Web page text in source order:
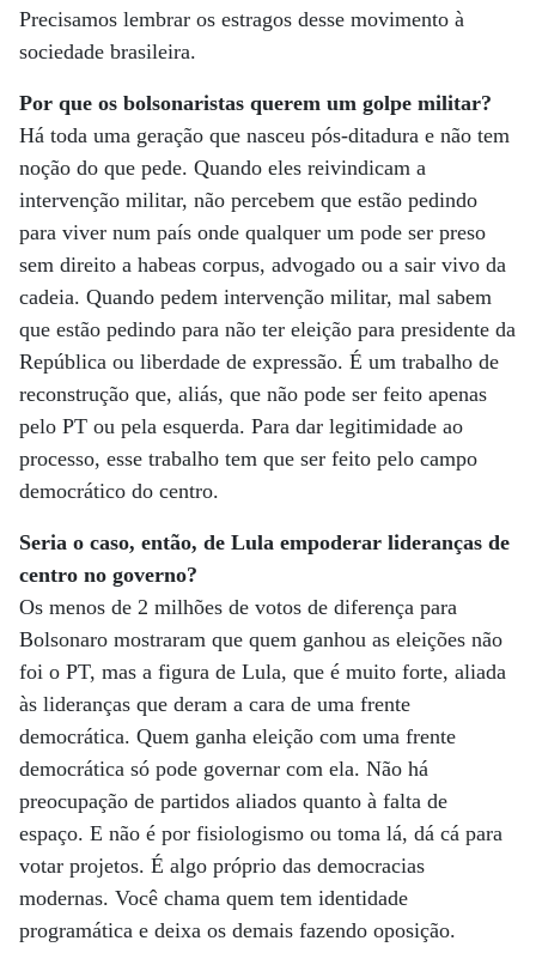
Precisamos lembrar os estragos desse movimento à
sociedade brasileira.
Por que os bolsonaristas querem um golpe militar?
Há toda uma geração que nasceu pós-ditadura e não tem
noção do que pede. Quando eles reivindicam a
intervenção militar, não percebem que estão pedindo
para viver num país onde qualquer um pode ser preso
sem direito a habeas corpus, advogado ou a sair vivo da
cadeia. Quando pedem intervenção militar, mal sabem
que estão pedindo para não ter eleição para presidente da
República ou liberdade de expressão. É um trabalho de
reconstrução que, aliás, que não pode ser feito apenas
pelo PT ou pela esquerda. Para dar legitimidade ao
processo, esse trabalho tem que ser feito pelo campo
democrático do centro.
Seria o caso, então, de Lula empoderar lideranças de
centro no governo?
Os menos de 2 milhões de votos de diferença para
Bolsonaro mostraram que quem ganhou as eleições não
foi o PT, mas a figura de Lula, que é muito forte, aliada
às lideranças que deram a cara de uma frente
democrática. Quem ganha eleição com uma frente
democrática só pode governar com ela. Não há
preocupação de partidos aliados quanto à falta de
espaço. E não é por fisiologismo ou toma lá, dá cá para
votar projetos. É algo próprio das democracias
modernas. Você chama quem tem identidade
programática e deixa os demais fazendo oposição.